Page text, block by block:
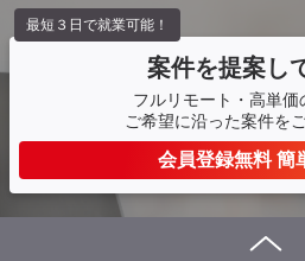
案件を提案し
フルリモート・高単価
ご希望に沿った案件を
会員登録無料 簡
最短３日で就業可能！